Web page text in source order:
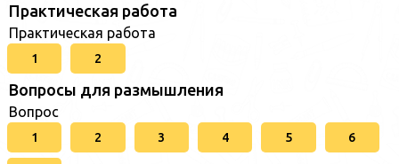
Практическая работа
Практическая работа
1 2
Вопросы для размышления
Вопрос
1 2 3 4 5 6